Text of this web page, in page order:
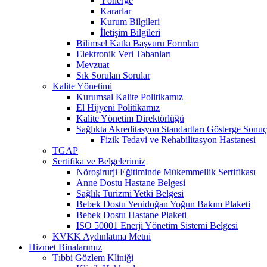
Kararlar
Kurum Bilgileri
İletişim Bilgileri
Bilimsel Katkı Başvuru Formları
Elektronik Veri Tabanları
Mevzuat
Sık Sorulan Sorular
Kalite Yönetimi
Kurumsal Kalite Politikamız
El Hijyeni Politikamız
Kalite Yönetim Direktörlüğü
Sağlıkta Akreditasyon Standartları Gösterge
Fizik Tedavi ve Rehabilitasyon Hastanesi
TGAP
Sertifika ve Belgelerimiz
Nöroşirurji Eğitiminde Mükemmellik Sertifikası
Anne Dostu Hastane Belgesi
Sağlık Turizmi Yetki Belgesi
Bebek Dostu Yenidoğan Yoğun Bakım Plaketi
Bebek Dostu Hastane Plaketi
ISO 50001 Enerji Yönetim Sistemi Belgesi
KVKK Aydınlatma Metni
Hizmet Binalarımız
Tıbbi Gözlem Kliniği